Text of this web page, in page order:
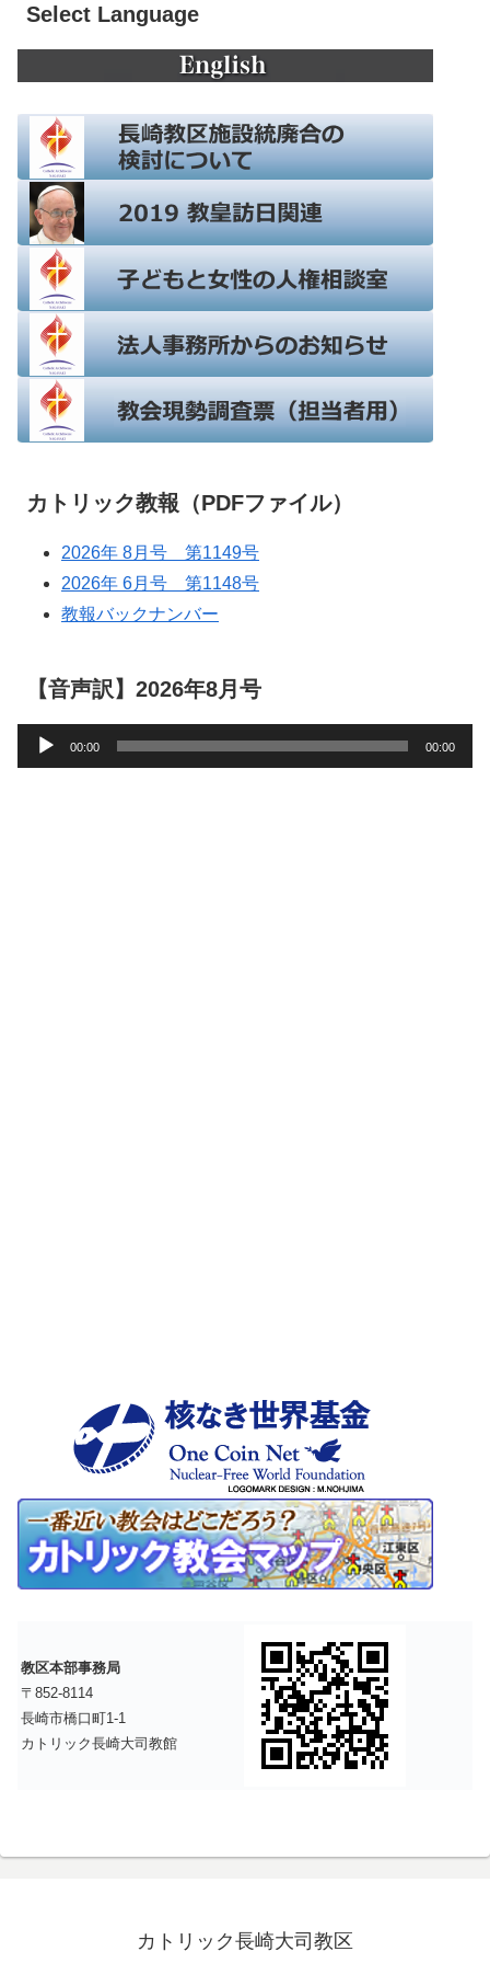
Select Language
カトリック教報（PDFファイル）
2026年 8月号 第1149号
2026年 6月号 第1148号
教報バックナンバー
【音声訳】2026年8月号
声
00:00 00:00
教区本部事務局
〒852-8114
長崎市橋口町1-1
カトリック長崎大司教館
カトリック長崎大司教区